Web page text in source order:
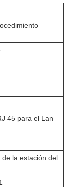
45 para el Lan
la estación del